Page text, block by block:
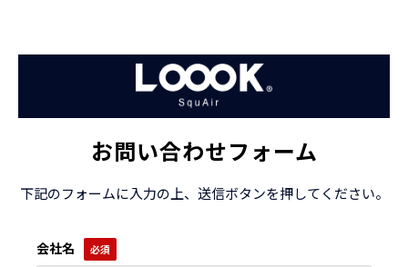
お問い合わせフォーム
下記のフォームに入力の上、送信ボタンを押してください。
会社名